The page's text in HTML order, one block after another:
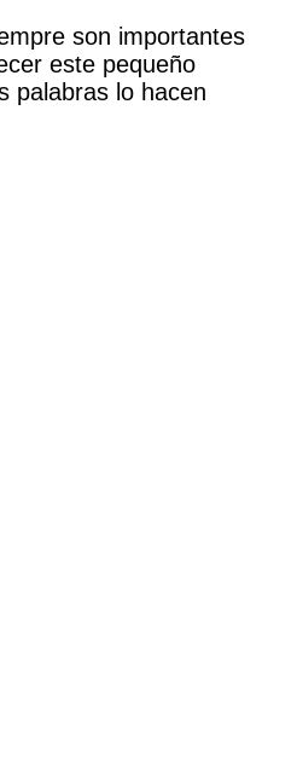
son importantes
este pequeño
palabras lo hacen